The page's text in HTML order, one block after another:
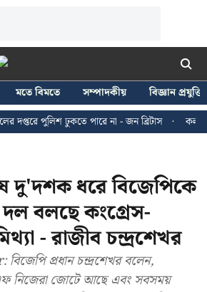
মতে বিমতে সম্পাদকীয়
বিজ্ঞান প্রযুক্তি
ঢুকতে পারে না - জন ব্রিটাস
কলকাতায় ২৪
ধরে বিজেপিকে
দল বলছে কংগ্রেস-
- রাজীব চন্দ্রশেখর
প্রধান চন্দ্রশেখর বলেন,
নিজেরা জোটে আছে এবং সবসময়